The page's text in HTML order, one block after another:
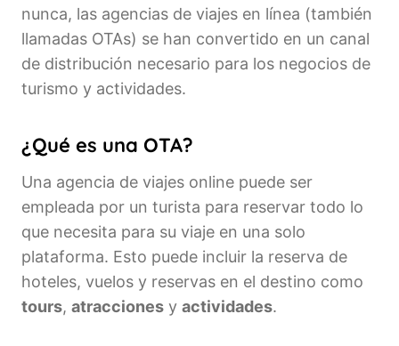
nunca, las agencias de viajes en línea (también
llamadas OTAs) se han convertido en un canal
de distribución necesario para los negocios de
turismo y actividades.
¿Qué es una OTA?
Una agencia de viajes online puede ser
empleada por un turista para reservar todo lo
que necesita para su viaje en una solo
plataforma. Esto puede incluir la reserva de
hoteles, vuelos y reservas en el destino como
tours, atracciones y actividades.